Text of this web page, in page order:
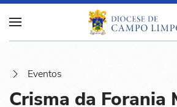
Eventos
Crisma da Forania